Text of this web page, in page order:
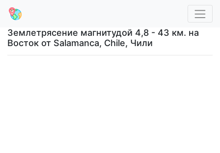
Землетрясение магнитудой 4,8 - 43 км. на
Восток от Salamanca, Chile, Чили